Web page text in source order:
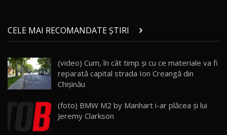
21
Micul BYD Dolphin Surf / Test Drive
AutoBlog.MD
16:59
22
Noua Mazda 6e / Test Drive AutoBlog.MD
26:59
Lynk & Co 01 / Test Drive AutoBlog.MD
25:19
CELE MAI RECOMANDATE ȘTIRI
(video) Cum, în cât timp şi cu ce materiale va fi
reparată capital strada Ion Creangă din
Chişinău
(foto) BMW M2 by Manhart i-ar plăcea şi lui
Jeremy Clarkson